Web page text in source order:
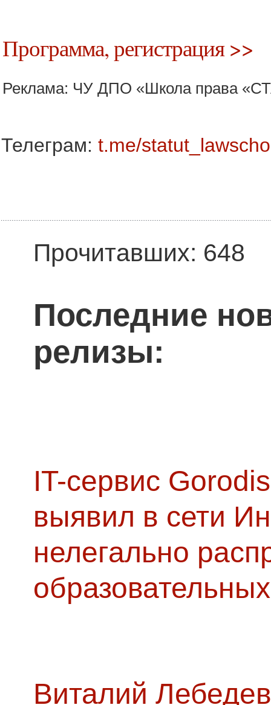
Программа, регистрация >>
Реклама: ЧУ ДПО «Школа права
Телеграм: t.me/
Прочитавших: 648
Последние
релизы:
IT-сервис
выявил в сети
нелегально
Виталий